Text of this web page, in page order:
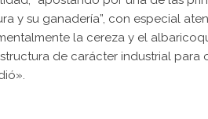
y su ganadería”, con especial
la cereza y el
de carácter industrial